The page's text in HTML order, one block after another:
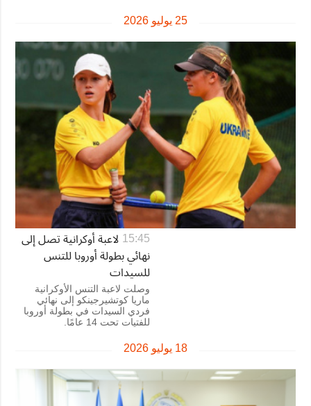
25 يوليو 2026
15:45 لاعبة أوكرانية تصل إلى
نهائي بطولة أوروبا للتنس
للسيدات
وصلت لاعبة التنس الأوكرانية
ماريا كوتشيرجينكو إلى نهائي
فردي السيدات في بطولة أوروبا
للفتيات تحت 14 عامًا.
18 يوليو 2026